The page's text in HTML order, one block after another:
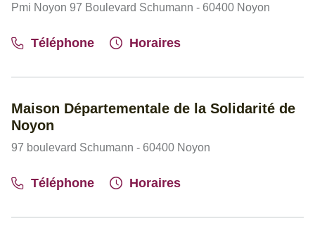
Pmi Noyon 97 Boulevard Schumann - 60400 Noyon
Téléphone Horaires
Maison Départementale de la Solidarité de
Noyon
97 boulevard Schumann - 60400 Noyon
Téléphone Horaires